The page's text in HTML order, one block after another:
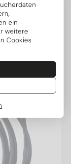
ein
weitere
Cookies